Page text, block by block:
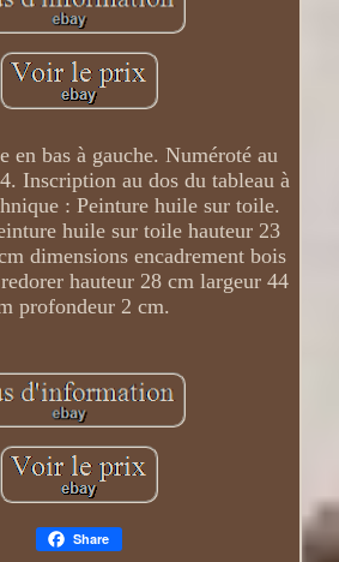
en bas à gauche. Numéroté au
Inscription au dos du tableau à
: Peinture huile sur toile.
huile sur toile hauteur 23
dimensions encadrement bois
hauteur 28 cm largeur 44
profondeur 2 cm.
Share